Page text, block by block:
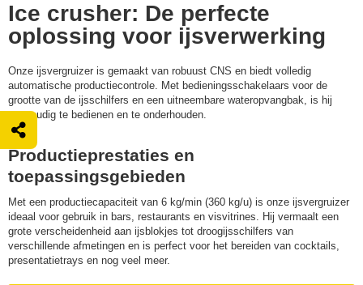
Ice crusher: De perfecte
oplossing voor ijsverwerking
Onze ijsvergruizer is gemaakt van robuust CNS en biedt volledig
automatische productiecontrole. Met bedieningsschakelaars voor de
grootte van de ijsschilfers en een uitneembare wateropvangbak, is hij
eenvoudig te bedienen en te onderhouden.
Productieprestaties en
toepassingsgebieden
Met een productiecapaciteit van 6 kg/min (360 kg/u) is onze ijsvergruizer
ideaal voor gebruik in bars, restaurants en visvitrines. Hij vermaalt een
grote verscheidenheid aan ijsblokjes tot droogijsschilfers van
verschillende afmetingen en is perfect voor het bereiden van cocktails,
presentatietrays en nog veel meer.